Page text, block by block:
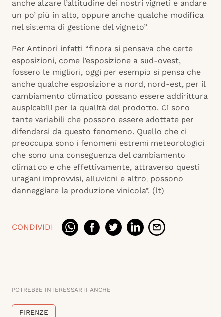
anche alzare l’altitudine dei nostri vigneti e andare
un po’ più in alto, oppure anche qualche modifica
nel sistema di gestione del vigneto”.
Per Antinori infatti “finora si pensava che certe
esposizioni, come l’esposizione a sud-ovest,
fossero le migliori, oggi per esempio si pensa che
anche qualche esposizione a nord, nord-est, per il
cambiamento climatico possano essere addirittura
auspicabili per la qualità del prodotto. Ci sono
tante variabili che possono essere adottate per
difendersi da questo fenomeno. Quello che ci
preoccupa sono i fenomeni estremi meteorologici
che sono una conseguenza del cambiamento
climatico e che effettivamente, attraverso questi
uragani improvvisi, alluvioni e altro, possono
danneggiare la produzione vinicola”. (lt)
CONDIVIDI
POTREBBE INTERESSARTI ANCHE
FIRENZE